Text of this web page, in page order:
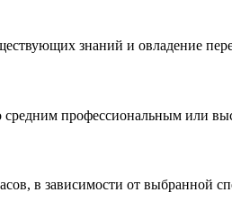
знаний и овладение
средним профессиональным или
в зависимости от выбранной